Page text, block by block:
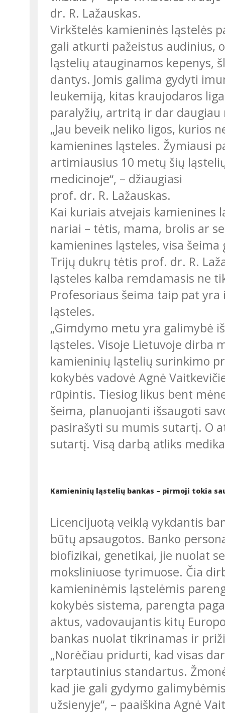
dr. R. Lažauskas.
Virkštelės kamieninės ląstelės pasižymi regeneracinėmis savybėmis. Jos
gali atkurti pažeistus audinius,
ląstelių atauginamos kepenys,
dantys. Jomis galima gydyti
leukemiją, kitas kraujodaros
paralyžių, artritą ir dar daugiau
„Jau beveik neliko ligos, kurios nebūtų galima gydyti naudojant
kamienines ląsteles. Žymiausi
artimiausius 10 metų šių
medicinoje“, – džiaugiasi
prof. dr. R. Lažauskas.
Kai kuriais atvejais kamienines ląsteles gali panaudoti ir kiti šeimos
nariai – tėtis, mama, brolis ar
kamienines ląsteles, visa
Trijų dukrų tėtis prof. dr. R. Lažauskas apie virkštelės kraujo kamienines
ląsteles kalba remdamasis ne
Profesoriaus šeima taip pat
ląsteles.
„Gimdymo metu yra galimybė iš virkštelės kraujo surinkti kamienines
ląsteles. Visoje Lietuvoje dirba
kamieninių ląstelių surinkimo
kokybės vadovė Agnė
rūpintis. Tiesiog likus bent
šeima, planuojanti išsaugoti
pasirašyti su mumis sutartį. O
sutartį. Visą darbą atliks
Kamieninių ląstelių bankas – pirmoji tokia
Licencijuotą veiklą vykdantis bankas užtikrina, kad kamieninės ląstelės
būtų apsaugotos. Banko
biofizikai, genetikai, jie nuolat
moksliniuose tyrimuose. Čia
kamieninėmis ląstelėmis
kokybės sistema, parengta
aktus, vadovaujantis kitų
bankas nuolat tikrinamas ir
„Norėčiau pridurti, kad visas darbas audinių banke parengtas pagal
tarptautinius standartus.
kad jie gali gydymo
užsienyje“, – paaiškina Agnė